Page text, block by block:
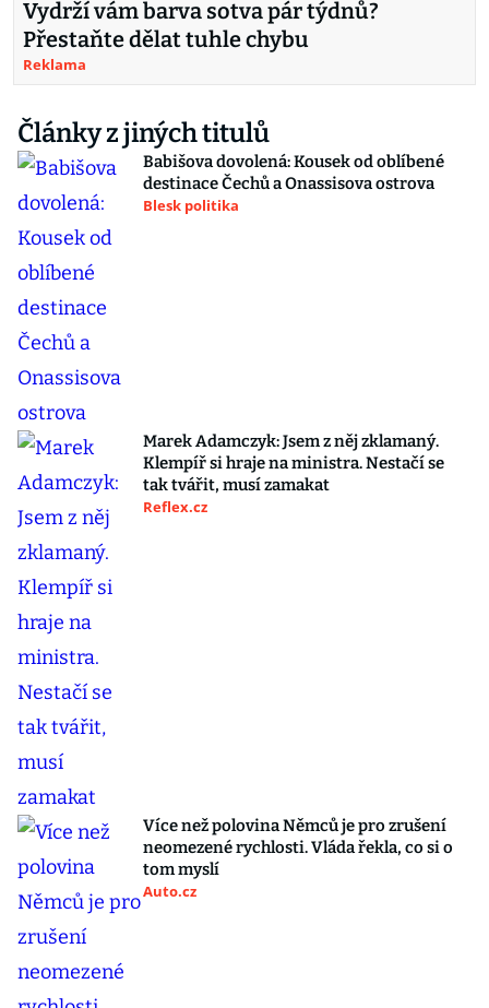
Vydrží vám barva sotva pár týdnů?
Přestaňte dělat tuhle chybu
Reklama
Články z jiných titulů
Babišova dovolená: Kousek od oblíbené
destinace Čechů a Onassisova ostrova
Blesk politika
Marek Adamczyk: Jsem z něj zklamaný.
Klempíř si hraje na ministra. Nestačí se
tak tvářit, musí zamakat
Reflex.cz
Více než polovina Němců je pro zrušení
neomezené rychlosti. Vláda řekla, co si o
tom myslí
Auto.cz